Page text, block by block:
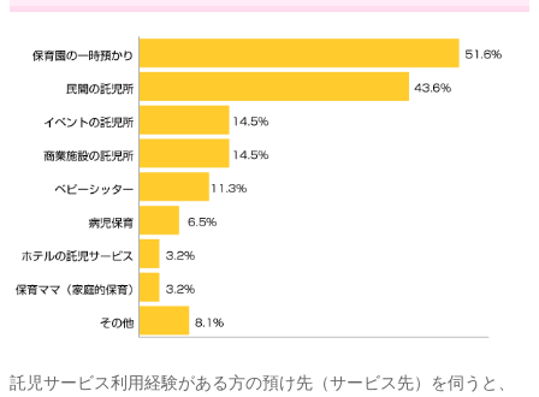
託児サービス利用経験がある方の預け先（サービス先）を伺うと、